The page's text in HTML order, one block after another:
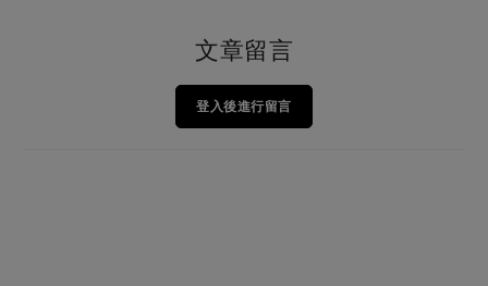
文章留言
登入後進行留言